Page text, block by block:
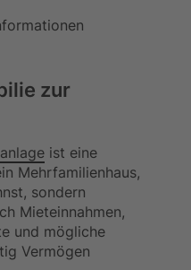
zur
ist eine
Mehrfamilienhaus,
sondern
Mieteinnahmen,
und mögliche
Vermögen